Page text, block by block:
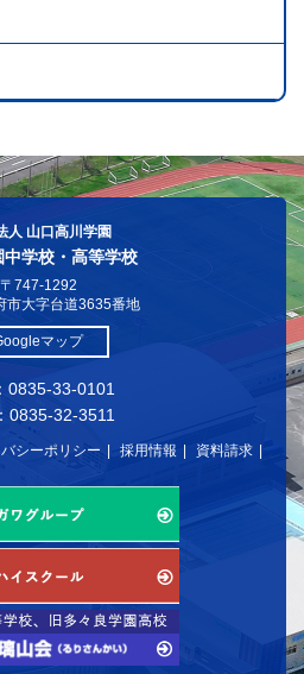
人 山口高川学園
中学校・高等学校
〒747-1292
市大字台道3635番地
マップ
0835-33-0101
0835-32-3511
シーポリシー 採用情報 資料請求